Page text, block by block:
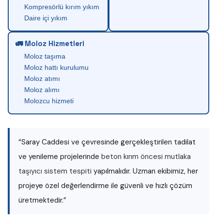
Kompresörlü kırım yıkım
Daire içi yıkım
🚛 Moloz Hizmetleri
Moloz taşıma
Moloz hattı kurulumu
Moloz atımı
Moloz alımı
Molozcu hizmeti
“Saray Caddesi ve çevresinde gerçekleştirilen tadilat
ve yenileme projelerinde beton kırım öncesi mutlaka
taşıyıcı sistem tespiti yapılmalıdır. Uzman ekibimiz, her
projeye özel değerlendirme ile güvenli ve hızlı çözüm
üretmektedir.”